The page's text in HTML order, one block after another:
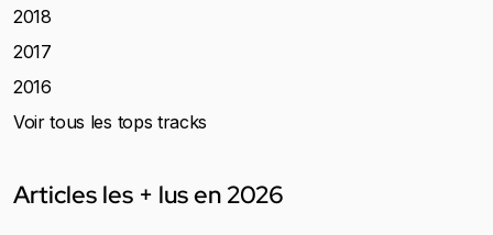
2018
2017
2016
Voir tous les tops tracks
Articles les + lus en 2026